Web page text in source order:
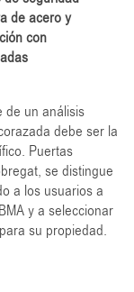
de acero y
con
de un análisis
debe ser la
Puertas
se distingue
a los usuarios a
y a seleccionar
su propiedad.